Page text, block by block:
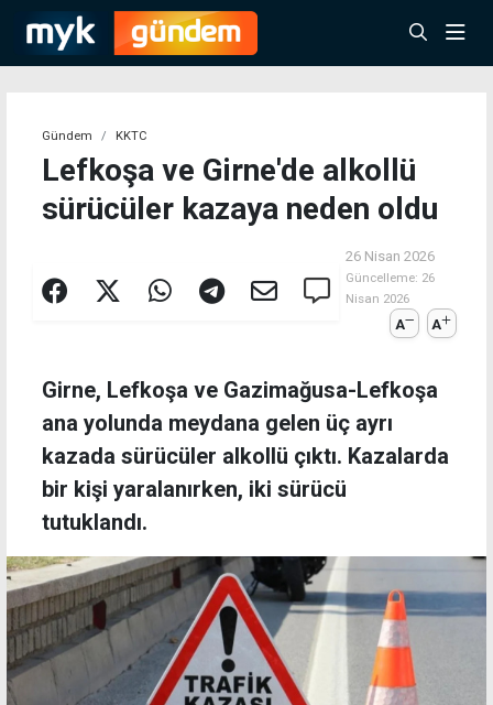
Gündem KKTC
Lefkoşa ve Girne'de alkollü
sürücüler kazaya neden oldu
26 Nisan 2026
Güncelleme: 26
Nisan 2026
A A
Girne, Lefkoşa ve Gazimağusa-Lefkoşa
ana yolunda meydana gelen üç ayrı
kazada sürücüler alkollü çıktı. Kazalarda
bir kişi yaralanırken, iki sürücü
tutuklandı.